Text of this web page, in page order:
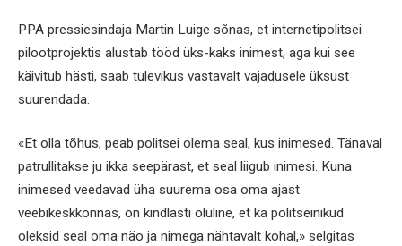
PPA pressiesindaja Martin Luige sõnas, et internetipolitsei
pilootprojektis alustab tööd üks-kaks inimest, aga kui see
käivitub hästi, saab tulevikus vastavalt vajadusele üksust
suurendada.
«Et olla tõhus, peab politsei olema seal, kus inimesed. Tänaval
patrullitakse ju ikka seepärast, et seal liigub inimesi. Kuna
inimesed veedavad üha suurema osa oma ajast
veebikeskkonnas, on kindlasti oluline, et ka politseinikud
oleksid seal oma näo ja nimega nähtavalt kohal,» selgitas